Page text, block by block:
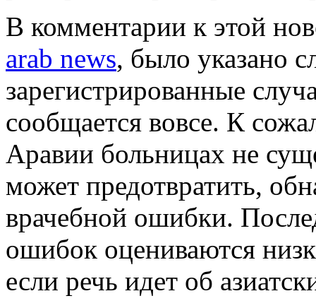
В комментарии к этой
arab news, было указано
зарегистрированные
сообщается вовсе. К
Аравии больницах не
может предотвратить,
врачебной ошибки.
ошибок оцениваются
если речь идет об